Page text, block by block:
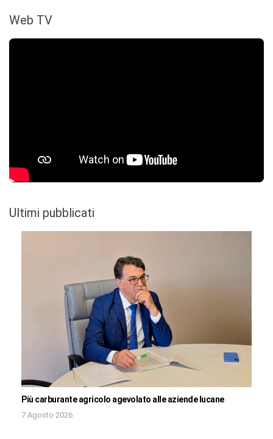
Web TV
Ultimi pubblicati
Più carburante agricolo agevolato alle aziende lucane
7 Agosto 2026